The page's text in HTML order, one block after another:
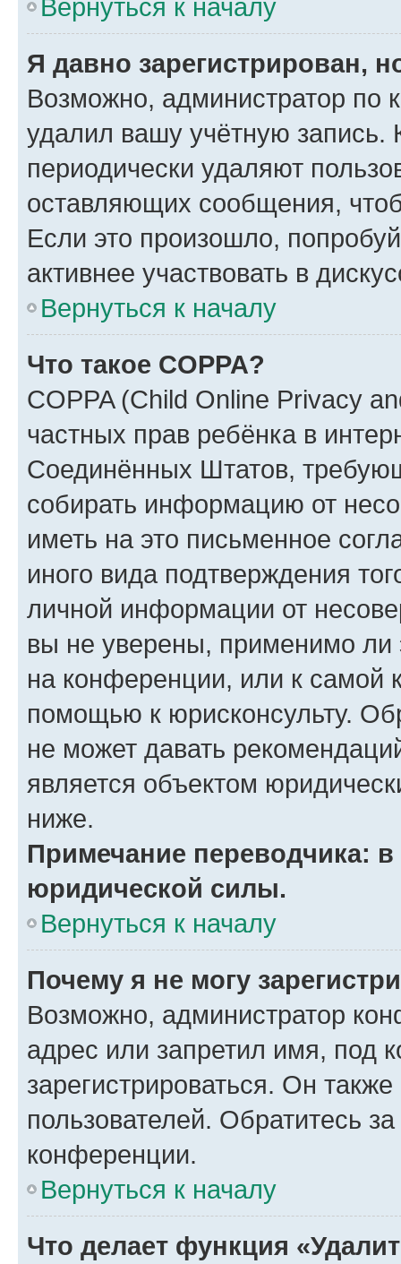
Вернуться к началу
Я давно зарегистрирован,
Возможно, администратор по
удалил вашу учётную запись.
периодически удаляют
оставляющих сообщения,
Если это произошло,
активнее участвовать в
Вернуться к началу
Что такое COPPA?
COPPA (Child Online Privacy
частных прав ребёнка в
Соединённых Штатов,
собирать информацию от
иметь на это письменное
иного вида подтверждения
личной информации от
вы не уверены, применимо ли
на конференции, или к самой
помощью к юрисконсульту.
не может давать
является объектом
ниже.
Примечание переводчика:
юридической силы.
Вернуться к началу
Почему я не могу
Возможно, администратор
адрес или запретил имя, под
зарегистрироваться. Он
пользователей. Обратитесь
конференции.
Вернуться к началу
Что делает функция